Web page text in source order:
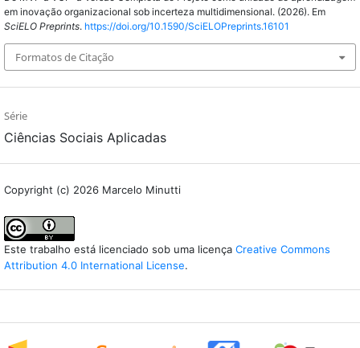
em inovação organizacional sob incerteza multidimensional. (2026). Em
SciELO Preprints. https://doi.org/10.1590/SciELOPreprints.16101
Formatos de Citação
Série
Ciências Sociais Aplicadas
Copyright (c) 2026 Marcelo Minutti
Este trabalho está licenciado sob uma licença Creative Commons
Attribution 4.0 International License.